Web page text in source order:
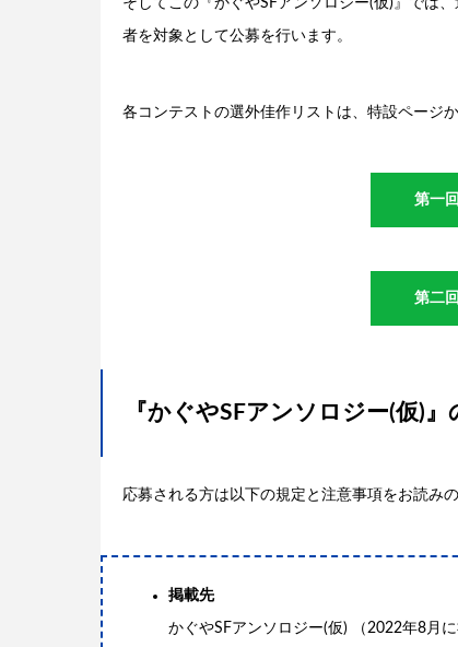
者を対象として公募を行います。
各コンテストの選外佳作リストは、特設ページ
第一
第二
『かぐやSFアンソロジー(仮)』
応募される方は以下の規定と注意事項をお読み
掲載先
かぐやSFアンソロジー(仮) （2022年8月